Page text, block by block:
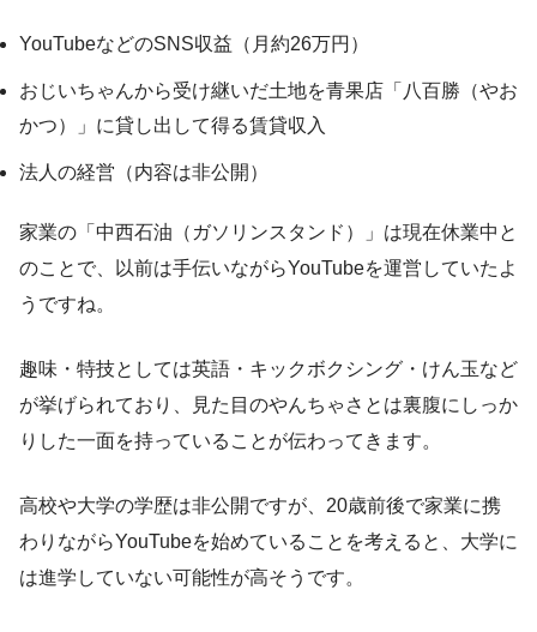
YouTubeなどのSNS収益（月約26万円）
おじいちゃんから受け継いだ土地を青果店「八百勝（やお
かつ）」に貸し出して得る賃貸収入
法人の経営（内容は非公開）
家業の「中西石油（ガソリンスタンド）」は現在休業中と
のことで、以前は手伝いながらYouTubeを運営していたよ
うですね。
趣味・特技としては英語・キックボクシング・けん玉など
が挙げられており、見た目のやんちゃさとは裏腹にしっか
りした一面を持っていることが伝わってきます。
高校や大学の学歴は非公開ですが、20歳前後で家業に携
わりながらYouTubeを始めていることを考えると、大学に
は進学していない可能性が高そうです。